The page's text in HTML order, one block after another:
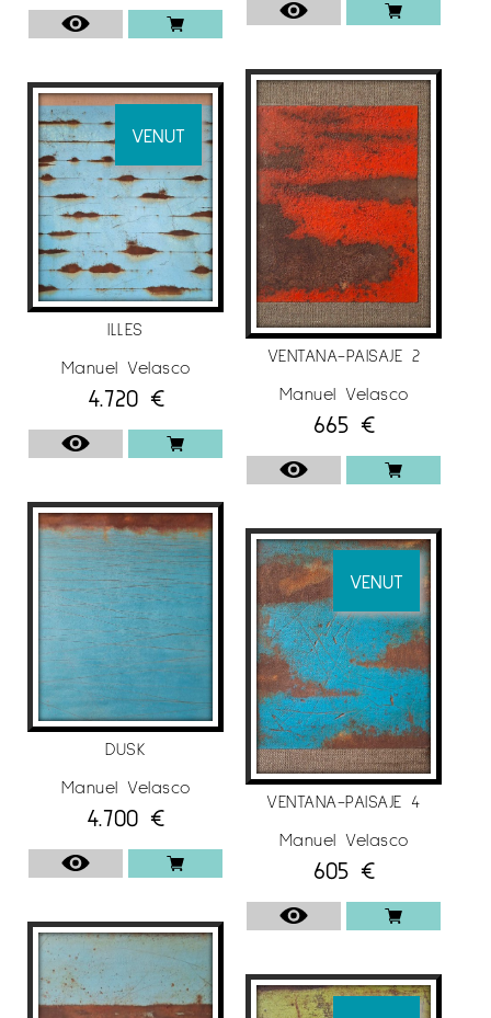
VENUT
ILLES
Manuel Velasco
4.720 €
DUSK
Manuel Velasco
4.700 €
VENTANA-PAISAJE 2
Manuel Velasco
665 €
VENUT
VENTANA-PAISAJE 4
Manuel Velasco
605 €